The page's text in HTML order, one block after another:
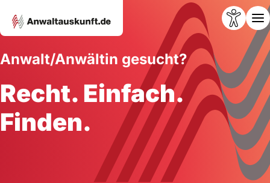
Anwalt/Anwältin gesucht?
Recht. Einfach.
Finden.